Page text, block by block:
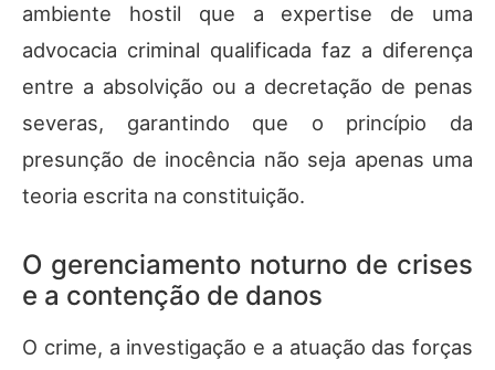
ambiente hostil que a expertise de uma
advocacia criminal qualificada faz a diferença
entre a absolvição ou a decretação de penas
severas, garantindo que o princípio da
presunção de inocência não seja apenas uma
teoria escrita na constituição.
O gerenciamento noturno de crises
e a contenção de danos
O crime, a investigação e a atuação das forças